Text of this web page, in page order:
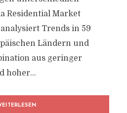
Residential Market
Trends in 59
Ländern und
aus geringer
hoher...